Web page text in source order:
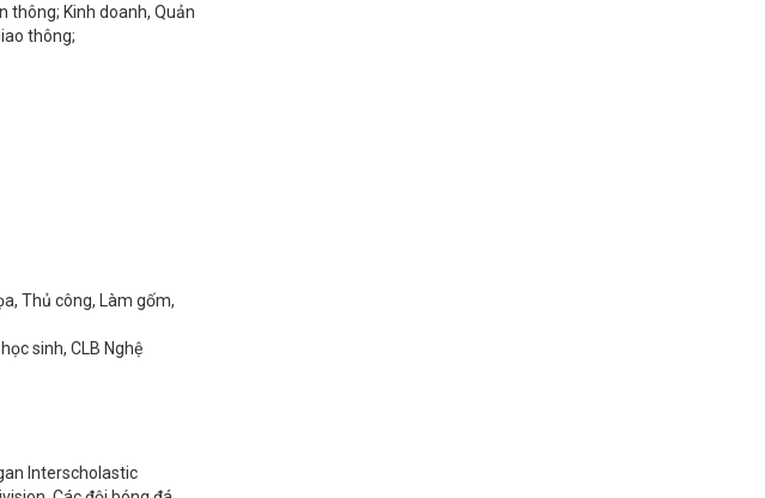
thông; Kinh doanh, Quản
thông;
Thủ công, Làm gốm,
sinh, CLB Nghệ
Interscholastic